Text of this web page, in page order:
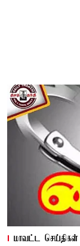
மாவட்ட செய்திகள்